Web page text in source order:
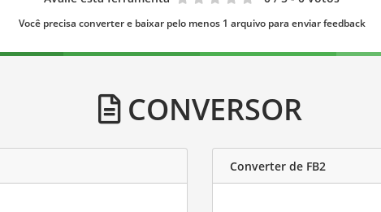
Você precisa converter e baixar pelo menos 1 arquivo para enviar feedback
CONVERSOR
Converter de FB2